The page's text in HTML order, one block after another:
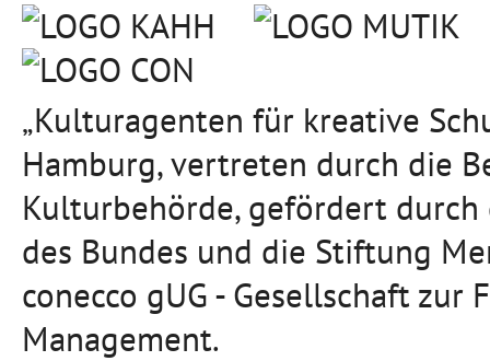
„Kulturagenten für kreative
Hamburg, vertreten durch die
Kulturbehörde, gefördert
des Bundes und die Stiftung
conecco gUG - Gesellschaft
Management.